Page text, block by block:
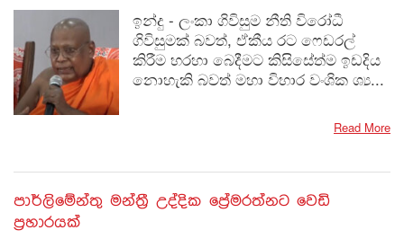
ඉන්දු - ලංකා ගිවිසුම නීති විරෝධී
ගිවිසුමක් බවත්, ඒකීය රට ෆෙඩරල්
කිරීම හරහා බෙදීමට කිසිසේත්ම ඉඩදිය
නොහැකි බවත් මහා විහාර වංශික ශ්‍ය...
Read More
පාර්ලිමේන්තු මන්ත්‍රී උද්දික ප්‍රේමරත්නට වෙඩි
ප්‍රහාරයක්